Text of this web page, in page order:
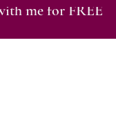
me for FREE